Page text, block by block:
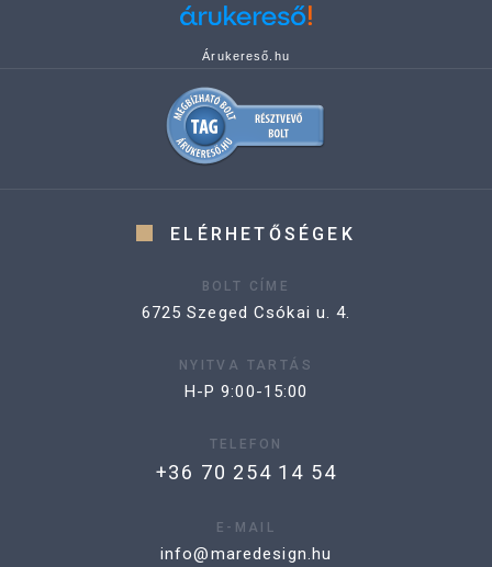
Árukereső.hu
ELÉRHETŐSÉGEK
BOLT CÍME
6725 Szeged Csókai u. 4.
NYITVA TARTÁS
H-P 9:00-15:00
TELEFON
+36 70 254 14 54
E-MAIL
info@maredesign.hu